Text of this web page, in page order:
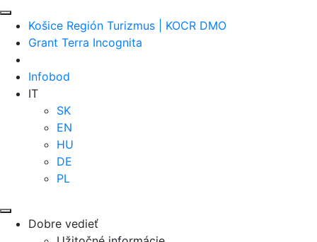
Košice Región Turizmus | KOCR DMO
Grant Terra Incognita
Infobod
IT
SK
EN
HU
DE
PL
Dobre vedieť